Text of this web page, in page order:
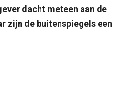
dacht meteen aan de
zijn de buitenspiegels een